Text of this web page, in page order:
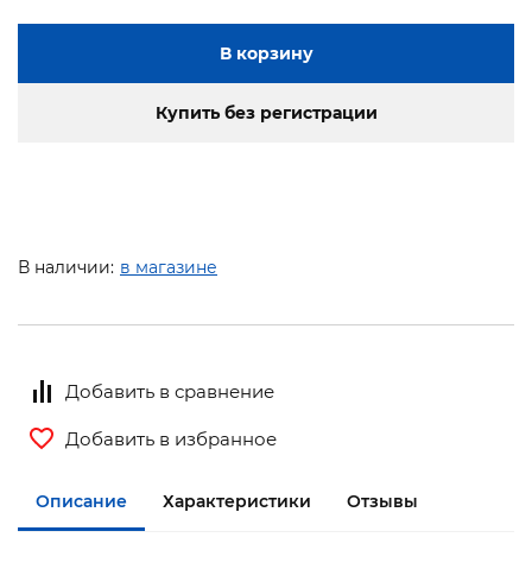
В корзину
Купить без регистрации
В наличии: в магазине
Добавить в сравнение
Добавить в избранное
Описание Характеристики Отзывы